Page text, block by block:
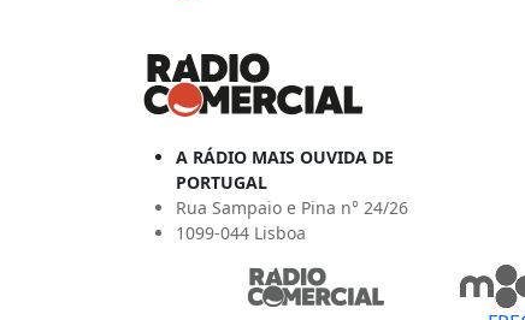
A RÁDIO MAIS OUVIDA DE
PORTUGAL
Rua Sampaio e Pina n° 24/26
1099-044 Lisboa